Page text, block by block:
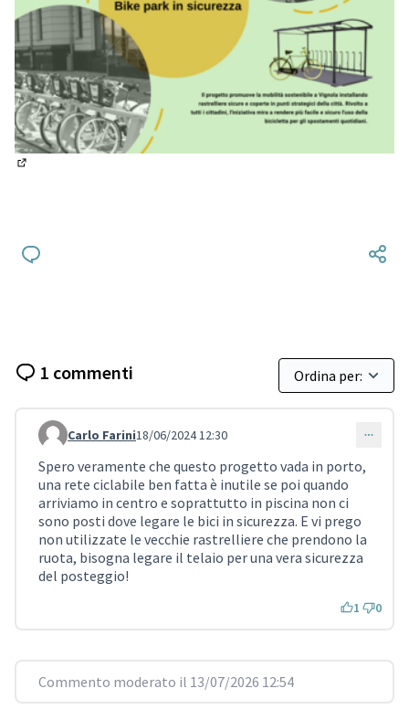
1 commenti
Commento 133
Carlo Farini18/06/2024 12:30
Spero veramente che questo progetto vada in porto,
una rete ciclabile ben fatta è inutile se poi quando
arriviamo in centro e soprattutto in piscina non ci
sono posti dove legare le bici in sicurezza. E vi prego
non utilizzate le vecchie rastrelliere che prendono la
ruota, bisogna legare il telaio per una vera sicurezza
del posteggio!
1 0
Commento moderato il 13/07/2026 12:54